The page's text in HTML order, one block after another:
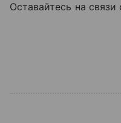
Оставайтесь на